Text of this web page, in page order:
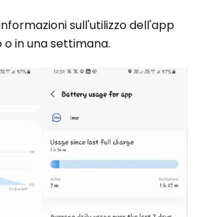
sull'utilizzo dell'app
in una settimana.